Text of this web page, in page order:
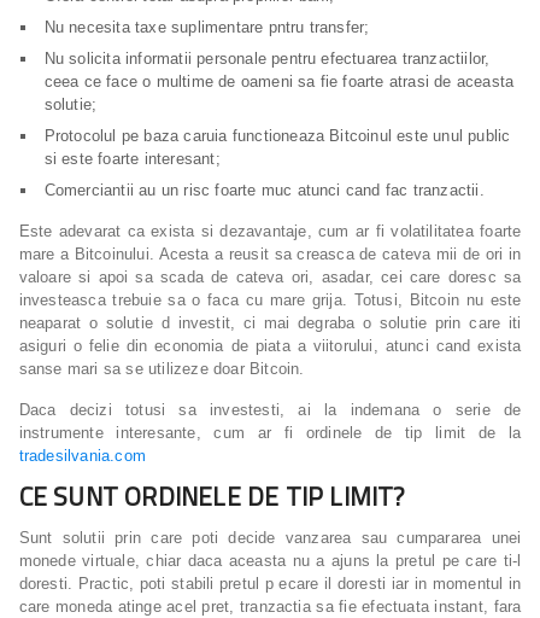
Nu necesita taxe suplimentare pntru transfer;
Nu solicita informatii personale pentru efectuarea tranzactiilor,
ceea ce face o multime de oameni sa fie foarte atrasi de aceasta
solutie;
Protocolul pe baza caruia functioneaza Bitcoinul este unul public
si este foarte interesant;
Comerciantii au un risc foarte muc atunci cand fac tranzactii.
Este adevarat ca exista si dezavantaje, cum ar fi volatilitatea foarte
mare a Bitcoinului. Acesta a reusit sa creasca de cateva mii de ori in
valoare si apoi sa scada de cateva ori, asadar, cei care doresc sa
investeasca trebuie sa o faca cu mare grija. Totusi, Bitcoin nu este
neaparat o solutie d investit, ci mai degraba o solutie prin care iti
asiguri o felie din economia de piata a viitorului, atunci cand exista
sanse mari sa se utilizeze doar Bitcoin.
Daca decizi totusi sa investesti, ai la indemana o serie de
instrumente interesante, cum ar fi ordinele de tip limit de la
tradesilvania.com
CE SUNT ORDINELE DE TIP LIMIT?
Sunt solutii prin care poti decide vanzarea sau cumpararea unei
monede virtuale, chiar daca aceasta nu a ajuns la pretul pe care ti-l
doresti. Practic, poti stabili pretul p ecare il doresti iar in momentul in
care moneda atinge acel pret, tranzactia sa fie efectuata instant, fara